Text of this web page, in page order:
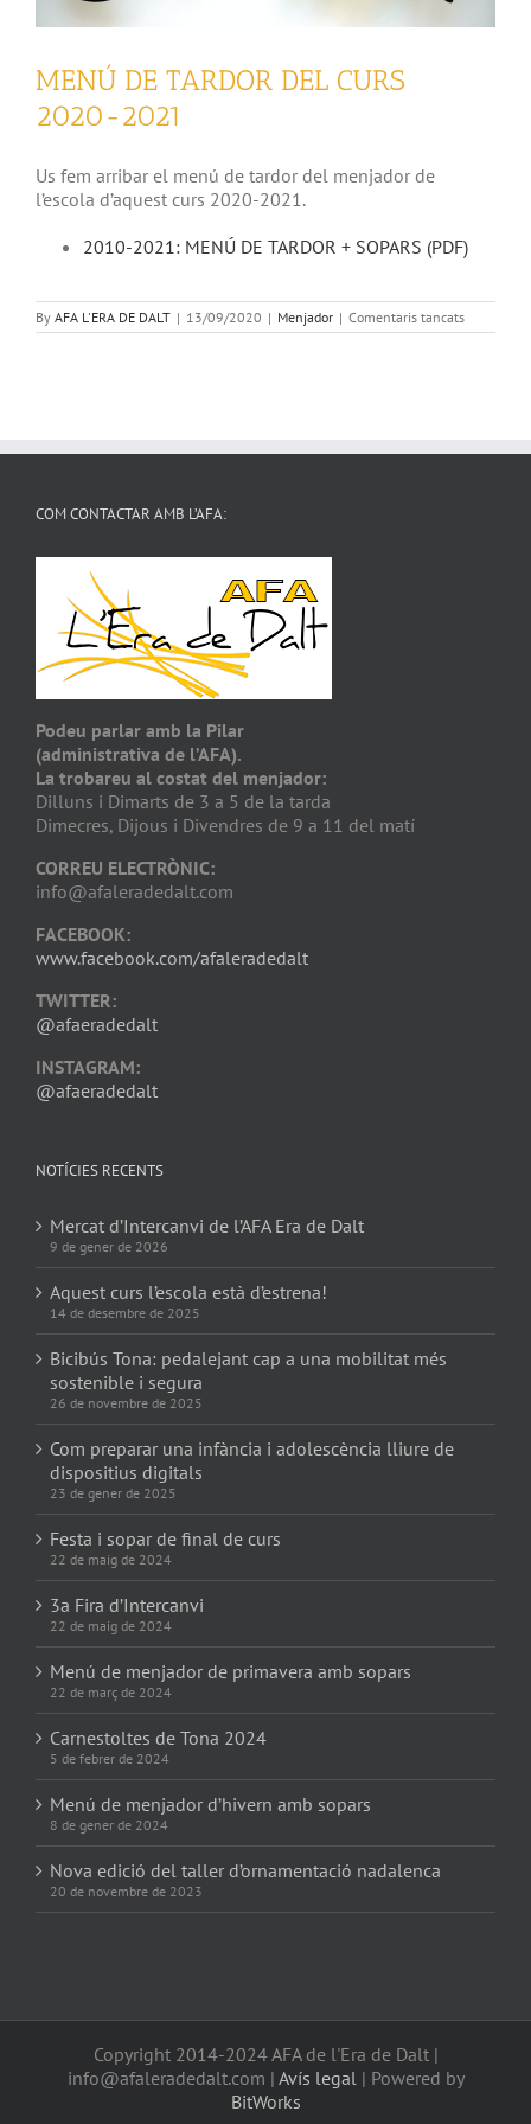
MENÚ DE TARDOR DEL CURS
2020-2021
Us fem arribar el menú de tardor del menjador de
l’escola d’aquest curs 2020-2021.
2010-2021: MENÚ DE TARDOR + SOPARS (PDF)
By AFA L'ERA DE DALT | 13/09/2020 | Menjador | Comentaris tancatsa
MENÚ
COM CONTACTAR AMB L’AFA:
Podeu parlar amb la Pilar
(administrativa de l’AFA).
La trobareu al costat del menjador:
Dilluns i Dimarts de 3 a 5 de la tarda
Dimecres, Dijous i Divendres de 9 a 11 del matí
CORREU ELECTRÒNIC:
info@afaleradedalt.com
FACEBOOK:
www.facebook.com/afaleradedalt
TWITTER:
@afaeradedalt
INSTAGRAM:
@afaeradedalt
NOTÍCIES RECENTS
Mercat d’Intercanvi de l’AFA Era de Dalt
9 de gener de 2026
Aquest curs l’escola està d’estrena!
14 de desembre de 2025
Bicibús Tona: pedalejant cap a una mobilitat més
sostenible i segura
26 de novembre de 2025
Com preparar una infància i adolescència lliure de
dispositius digitals
23 de gener de 2025
Festa i sopar de final de curs
22 de maig de 2024
3a Fira d’Intercanvi
22 de maig de 2024
Menú de menjador de primavera amb sopars
22 de març de 2024
Carnestoltes de Tona 2024
5 de febrer de 2024
Menú de menjador d’hivern amb sopars
8 de gener de 2024
Nova edició del taller d’ornamentació nadalenca
20 de novembre de 2023
Copyright 2014-2024 AFA de l'Era de Dalt |
info@afaleradedalt.com | Avís legal| Powered by
BitWorks